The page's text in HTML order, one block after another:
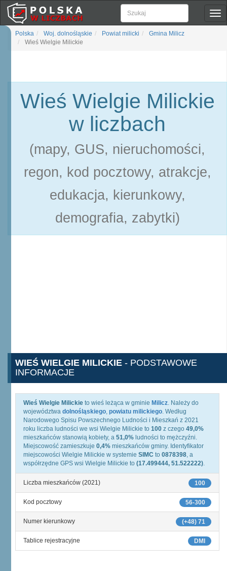
Polska Woj. dolnośląskie Powiat milicki
Gmina Milicz
Wieś Wielgie Milickie
Wieś Wielgie Milickie
w liczbach
(mapy, GUS, nieruchomości,
regon, kod pocztowy, atrakcje,
edukacja, kierunkowy,
demografia, zabytki)
WIEŚ WIELGIE MILICKIE - PODSTAWOWE
INFORMACJE
Wieś Wielgie Milickie to wieś leżąca w gminie Milicz. Należy do
województwa dolnośląskiego, powiatu milickiego. Według
Narodowego Spisu Powszechnego Ludności i Mieszkań z 2021
roku liczba ludności we wsi Wielgie Milickie to 100 z czego 49,0%
mieszkańców stanowią kobiety, a 51,0% ludności to mężczyźni.
Miejscowość zamieszkuje 0,4% mieszkańców gminy. Identyfikator
miejscowości Wielgie Milickie w systemie SIMC to 0878398, a
współrzędne GPS wsi Wielgie Milickie to (17.499444, 51.522222).
100
Liczba mieszkańców (2021)
56-300
Kod pocztowy
(+48) 71
Numer kierunkowy
DMI
Tablice rejestracyjne